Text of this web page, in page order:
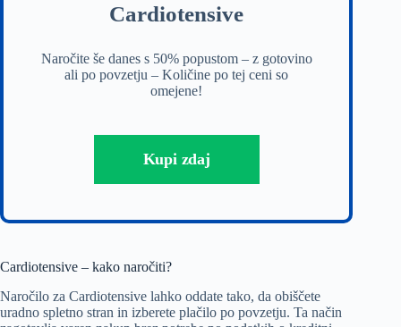
Cardiotensive
Naročite še danes s 50% popustom – z gotovino
ali po povzetju – Količine po tej ceni so
omejene!
Kupi zdaj
Cardiotensive – kako naročiti?
Naročilo za Cardiotensive lahko oddate tako, da obiščete
uradno spletno stran in izberete plačilo po povzetju. Ta način